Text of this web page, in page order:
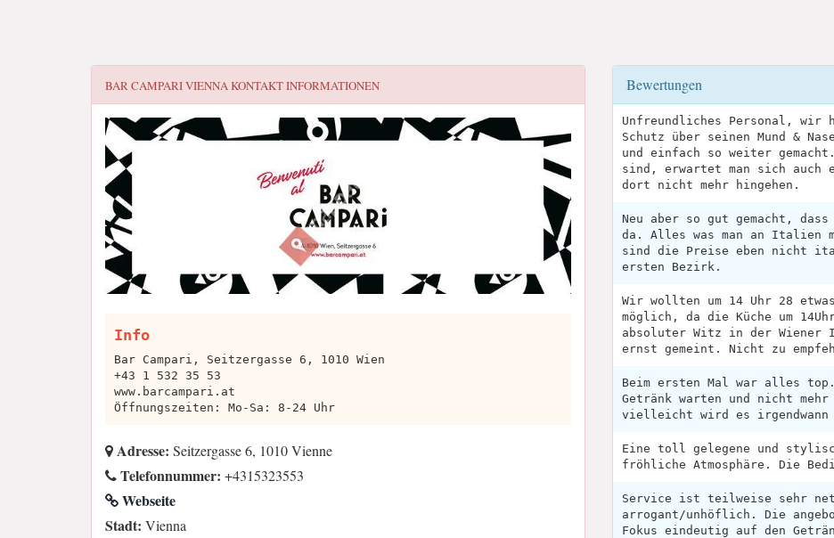
BAR CAMPARI VIENNAKONTAKT INFORMATIONEN
Info
Bar Campari, Seitzergasse 6, 1010 Wien
+43 1 532 35 53
www.barcampari.at
Öffnungszeiten: Mo-Sa: 8-24 Uhr
Adresse: Seitzergasse 6, 1010 Vienne
Telefonnummer: +4315323553
Webseite
Stadt: Vienna
Bewertungen
Unfreundliches Personal, wir
Schutz über seinen Mund &
und einfach so weiter
sind, erwartet man sich auch
dort nicht mehr hingehen.
Neu aber so gut gemacht,
da. Alles was man an Italien
sind die Preise eben nicht
ersten Bezirk.
Wir wollten um 14 Uhr 28
möglich, da die Küche um
absoluter Witz in der Wiener
ernst gemeint. Nicht zu
Beim ersten Mal war alles
Getränk warten und nicht
vielleicht wird es
Eine toll gelegene und
fröhliche Atmosphäre. Die
Service ist teilweise sehr
arrogant/unhöflich. Die
Fokus eindeutig auf den